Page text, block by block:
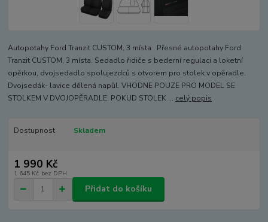
Autopotahy Ford Tranzit CUSTOM, 3 místa . Přesné autopotahy Ford
Tranzit CUSTOM, 3 místa. Sedadlo řidiče s bederní regulaci a loketní
opěrkou, dvojsedadlo spolujezdců s otvorem pro stolek v opěradle.
Dvojsedák- lavice dělená napůl. VHODNE POUZE PRO MODEL SE
STOLKEM V DVOJOPĚRADLE. POKUD STOLEK ... celý popis
Dostupnost Skladem
1 990 Kč
1 645 Kč bez DPH
Přidat do košíku